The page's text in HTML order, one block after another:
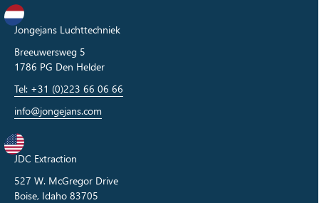
Jongejans Luchttechniek
Breeuwersweg 5
1786 PG Den Helder
Tel: +31 (0)223 66 06 66
info@jongejans.com
JDC Extraction
527 W. McGregor Drive
Boise, Idaho 83705